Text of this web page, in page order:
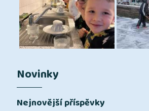
Novinky
Nejnovější příspěvky